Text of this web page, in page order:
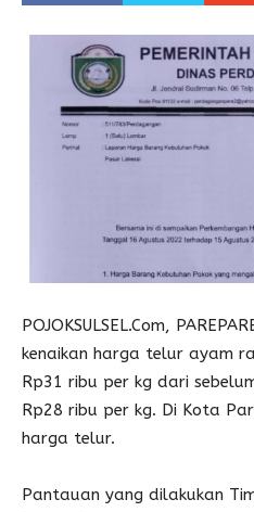
POJOKSULSEL.Com,
kenaikan harga telur ayam
Rp31 ribu per kg dari
Rp28 ribu per kg. Di Kota
harga telur.
Pantauan yang dilakukan